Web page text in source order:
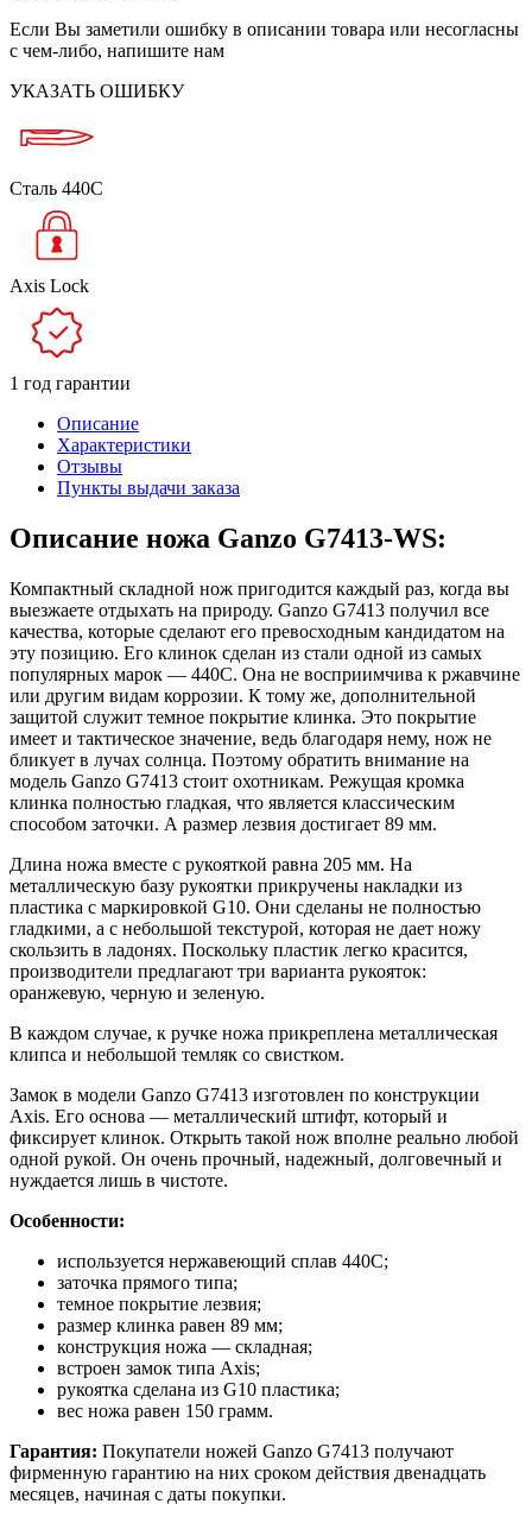
Если Вы заметили ошибку в описании товара или несогласны
с чем-либо, напишите нам
УКАЗАТЬ ОШИБКУ
Сталь 440C
Axis Lock
1 год гарантии
Описание
Характеристики
Отзывы
Пункты выдачи заказа
Описание ножа Ganzo G7413-WS:
Компактный складной нож пригодится каждый раз, когда вы
выезжаете отдыхать на природу. Ganzo G7413 получил все
качества, которые сделают его превосходным кандидатом на
эту позицию. Его клинок сделан из стали одной из самых
популярных марок — 440С. Она не восприимчива к ржавчине
или другим видам коррозии. К тому же, дополнительной
защитой служит темное покрытие клинка. Это покрытие
имеет и тактическое значение, ведь благодаря нему, нож не
бликует в лучах солнца. Поэтому обратить внимание на
модель Ganzo G7413 стоит охотникам. Режущая кромка
клинка полностью гладкая, что является классическим
способом заточки. А размер лезвия достигает 89 мм.
Длина ножа вместе с рукояткой равна 205 мм. На
металлическую базу рукоятки прикручены накладки из
пластика с маркировкой G10. Они сделаны не полностью
гладкими, а с небольшой текстурой, которая не дает ножу
скользить в ладонях. Поскольку пластик легко красится,
производители предлагают три варианта рукояток:
оранжевую, черную и зеленую.
В каждом случае, к ручке ножа прикреплена металлическая
клипса и небольшой темляк со свистком.
Замок в модели Ganzo G7413 изготовлен по конструкции
Axis. Его основа — металлический штифт, который и
фиксирует клинок. Открыть такой нож вполне реально любой
одной рукой. Он очень прочный, надежный, долговечный и
нуждается лишь в чистоте.
Особенности:
используется нержавеющий сплав 440С;
заточка прямого типа;
темное покрытие лезвия;
размер клинка равен 89 мм;
конструкция ножа — складная;
встроен замок типа Axis;
рукоятка сделана из G10 пластика;
вес ножа равен 150 грамм.
Гарантия: Покупатели ножей Ganzo G7413 получают
фирменную гарантию на них сроком действия двенадцать
месяцев, начиная с даты покупки.